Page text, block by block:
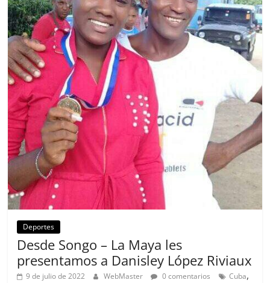
Deportes
Desde Songo – La Maya les
presentamos a Danisley López Riviaux
9 de julio de 2022 WebMaster 0 comentarios Cuba,